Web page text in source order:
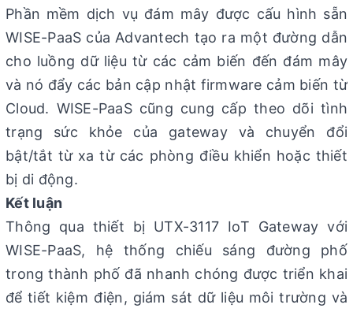
Phần mềm dịch vụ đám mây được cấu hình sẵn
WISE-PaaS của Advantech tạo ra một đường dẫn
cho luồng dữ liệu từ các cảm biến đến đám mây
và nó đẩy các bản cập nhật firmware cảm biến từ
Cloud. WISE-PaaS cũng cung cấp theo dõi tình
trạng sức khỏe của gateway và chuyển đổi
bật/tắt từ xa từ các phòng điều khiển hoặc thiết
bị di động.
Kết luận
Thông qua thiết bị UTX-3117 IoT Gateway với
WISE-PaaS, hệ thống chiếu sáng đường phố
trong thành phố đã nhanh chóng được triển khai
để tiết kiệm điện, giám sát dữ liệu môi trường và